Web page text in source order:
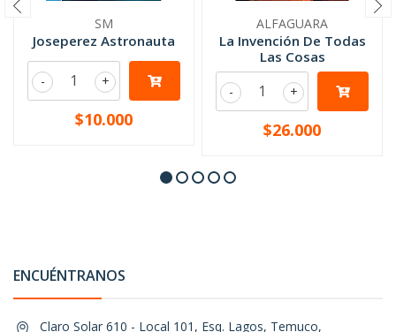
SM
Joseperez Astronauta
+
-
$10.000
ALFAGUARA
La Invención De Todas
Las Cosas
+
-
$26.000
ENCUÉNTRANOS
Claro Solar 610 - Local 101, Esq. Lagos, Temuco,